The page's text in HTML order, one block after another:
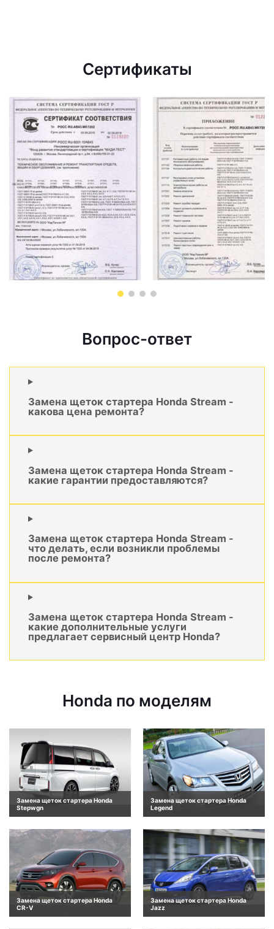
Сертификаты
Вопрос-ответ
Замена щеток стартера Honda Stream -
какова цена ремонта?
Замена щеток стартера Honda Stream -
какие гарантии предоставляются?
Замена щеток стартера Honda Stream -
что делать, если возникли проблемы
после ремонта?
Замена щеток стартера Honda Stream -
какие дополнительные услуги
предлагает сервисный центр Honda?
Honda по моделям
Замена щеток стартера Honda
Stepwgn
Замена щеток стартера Honda
Legend
Замена щеток стартера Honda
CR-V
Замена щеток стартера Honda
Jazz